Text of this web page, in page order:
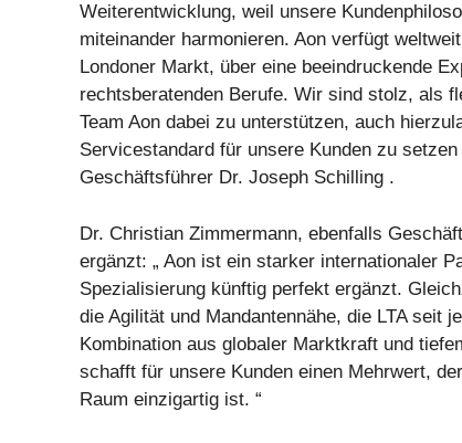
Weiterentwicklung, weil unsere
miteinander harmonieren. Aon verfügt
Londoner Markt, über eine beeindruckende
rechtsberatenden Berufe. Wir sind stolz, als
Team Aon dabei zu unterstützen, auch
Servicestandard für unsere Kunden zu setzen
Geschäftsführer Dr. Joseph Schilling .
Dr. Christian Zimmermann, ebenfalls
ergänzt: „ Aon ist ein starker internationaler
Spezialisierung künftig perfekt ergänzt.
die Agilität und Mandantennähe, die LTA seit
Kombination aus globaler Marktkraft und
schafft für unsere Kunden einen Mehrwert,
Raum einzigartig ist. “